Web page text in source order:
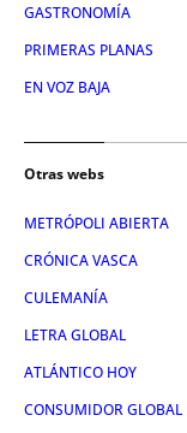
GASTRONOMÍA
PRIMERAS PLANAS
EN VOZ BAJA
Otras webs
METRÓPOLI ABIERTA
CRÓNICA VASCA
CULEMANÍA
LETRA GLOBAL
ATLÁNTICO HOY
CONSUMIDOR GLOBAL